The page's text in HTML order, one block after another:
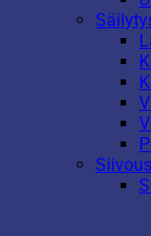
Siivous